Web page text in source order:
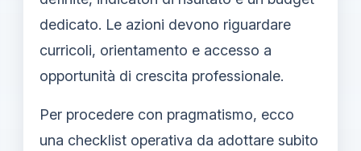
dedicato. Le azioni devono riguardare
curricoli, orientamento e accesso a
opportunità di crescita professionale.
Per procedere con pragmatismo, ecco
una checklist operativa da adottare subito